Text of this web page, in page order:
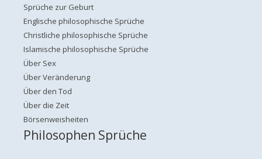
Sprüche zur Geburt
Englische philosophische Sprüche
Christliche philosophische Sprüche
Islamische philosophische Sprüche
Über Sex
Über Veränderung
Über den Tod
Über die Zeit
Börsenweisheiten
Philosophen Sprüche